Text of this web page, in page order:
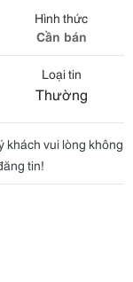
Hình thức
Cần bán
Loại tin
Thường
khách vui lòng không
tin!